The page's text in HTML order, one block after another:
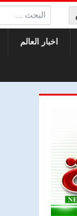
البحث:
اخبار العالم